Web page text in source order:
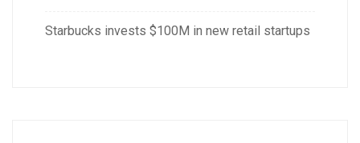
Starbucks invests $100M in new retail startups